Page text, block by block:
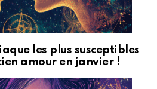
les plus susceptibles
amour en janvier !